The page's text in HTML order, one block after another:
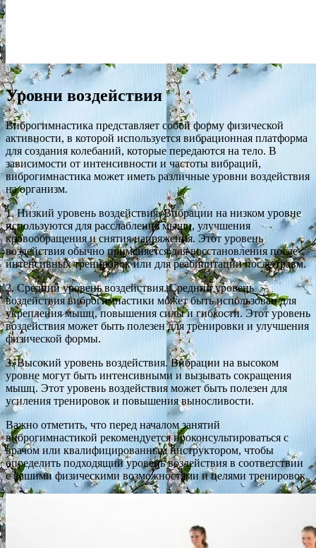
Уровни воздействия
Виброгимнастика представляет собой форму физической
активности, в которой используется вибрационная платформа
для создания колебаний, которые передаются на тело. В
зависимости от интенсивности и частоты вибраций,
виброгимнастика может иметь различные уровни воздействия
на организм.
1. Низкий уровень воздействия. Вибрации на низком уровне
используются для расслабления мышц, улучшения
кровообращения и снятия напряжения. Этот уровень
воздействия обычно применяется для восстановления после
интенсивных тренировок или для реабилитации после травм.
2. Средний уровень воздействия. Средний уровень
воздействия виброгимнастики может быть использован для
укрепления мышц, повышения силы и гибкости. Этот уровень
воздействия может быть полезен для тренировки и улучшения
физической формы.
3. Высокий уровень воздействия. Вибрации на высоком
уровне могут быть интенсивными и вызывать сокращения
мышц. Этот уровень воздействия может быть полезен для
усиления тренировок и повышения выносливости.
Важно отметить, что перед началом занятий
виброгимнастикой рекомендуется проконсультироваться с
врачом или квалифицированным инструктором, чтобы
определить подходящий уровень воздействия в соответствии
с вашими физическими возможностями и целями тренировок.